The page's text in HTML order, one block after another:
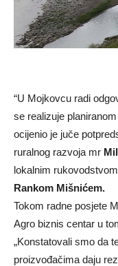
“U Mojkovcu radi
se realizuje
ocijenio je juče
ruralnog razvoja mr
lokalnim
Rankom Mišnićem.
Tokom radne posjete
Agro biznis centar u
„Konstatovali smo da
proizvođačima daju